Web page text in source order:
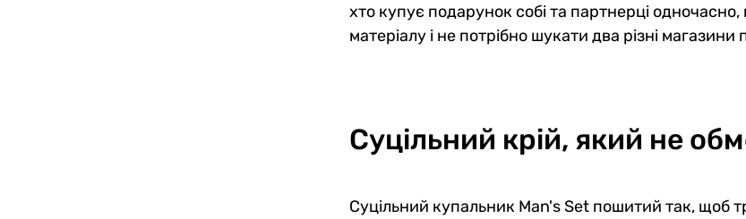
хто купує подарунок собі та партнерці
матеріалу і не потрібно шукати два різні
Суцільний крій, який не
Суцільний купальник Man's Set пошитий так, щоб